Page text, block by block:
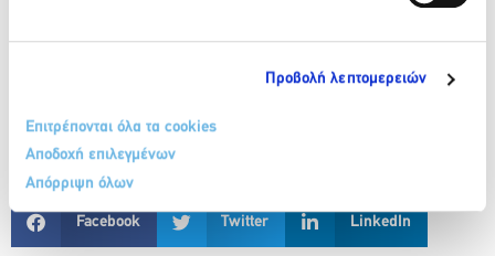
Προβολή λεπτομερειών
Επιτρέπονται όλα τα cookies
Αποδοχή επιλεγμένων
Απόρριψη όλων
Facebook Twitter LinkedIn